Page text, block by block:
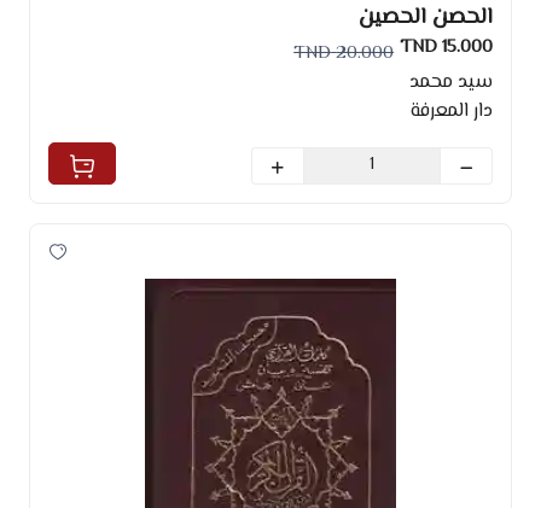
الحصن الحصين
15.000 TND
20.000 TND
سيد محمد
دار المعرفة